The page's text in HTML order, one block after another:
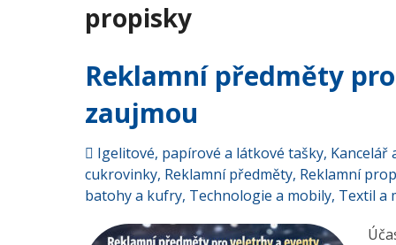
propisky
Reklamní předměty
zaujmou
Igelitové, papírové a látkové tašky, Kancelář
cukrovinky, Reklamní předměty, Reklamní
batohy a kufry, Technologie a mobily, Textil a